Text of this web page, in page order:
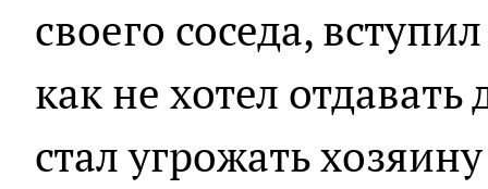
своего соседа,
как не хотел отдавать
стал угрожать